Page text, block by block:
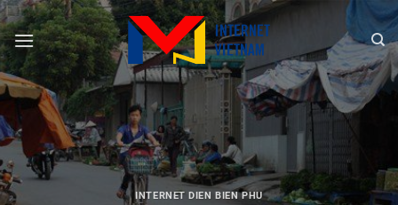
Chuyển
đến
nội
dung
INTERNET DIEN BIEN PHU